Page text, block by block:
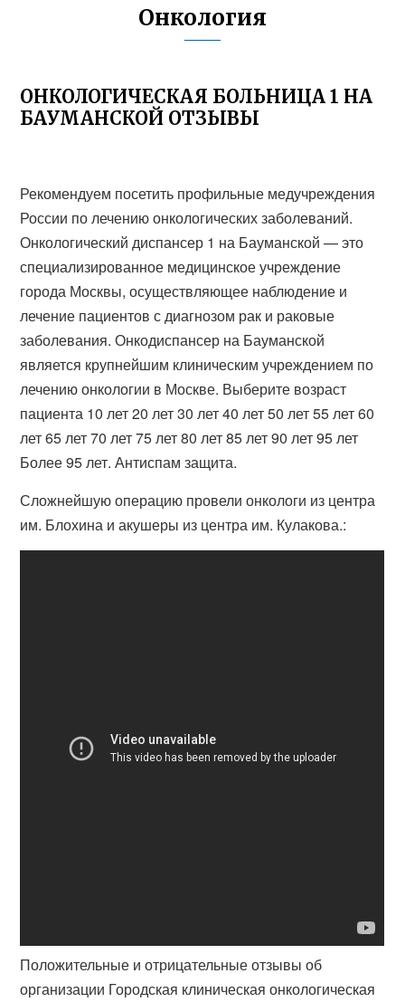
Онкология
ОНКОЛОГИЧЕСКАЯ БОЛЬНИЦА 1 НА
БАУМАНСКОЙ ОТЗЫВЫ
Рекомендуем посетить профильные медучреждения
России по лечению онкологических заболеваний.
Онкологический диспансер 1 на Бауманской — это
специализированное медицинское учреждение
города Москвы, осуществляющее наблюдение и
лечение пациентов с диагнозом рак и раковые
заболевания. Онкодиспансер на Бауманской
является крупнейшим клиническим учреждением по
лечению онкологии в Москве. Выберите возраст
пациента 10 лет 20 лет 30 лет 40 лет 50 лет 55 лет 60
лет 65 лет 70 лет 75 лет 80 лет 85 лет 90 лет 95 лет
Более 95 лет. Антиспам защита.
Сложнейшую операцию провели онкологи из центра
им. Блохина и акушеры из центра им. Кулакова.:
Положительные и отрицательные отзывы об
организации Городская клиническая онкологическая